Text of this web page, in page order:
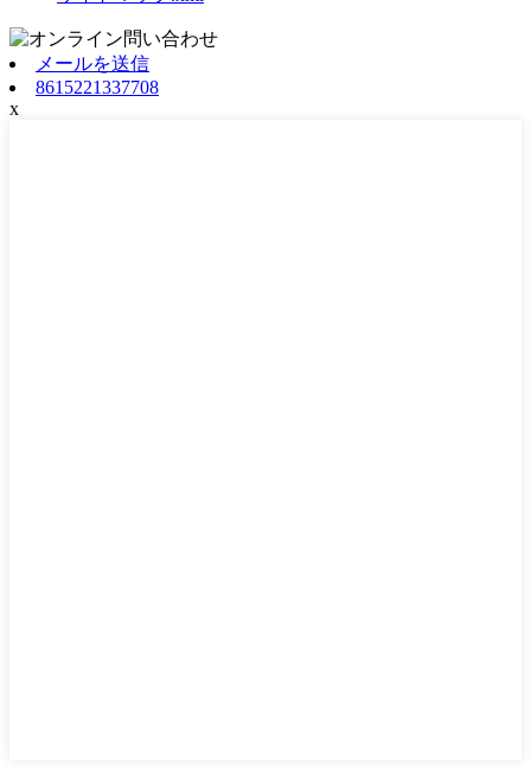
メールを送信
8615221337708
x